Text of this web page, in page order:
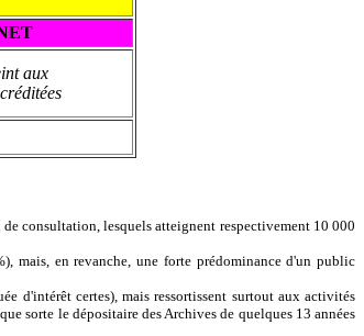
aux
consultation, lesquels atteignent respectivement 10 000
mais, en revanche, une forte prédominance d'un public
d'intérêt certes), mais ressortissent surtout aux activités
sorte le dépositaire des Archives de quelques 13 années